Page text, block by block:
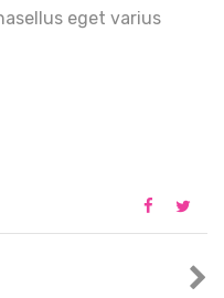
eget varius